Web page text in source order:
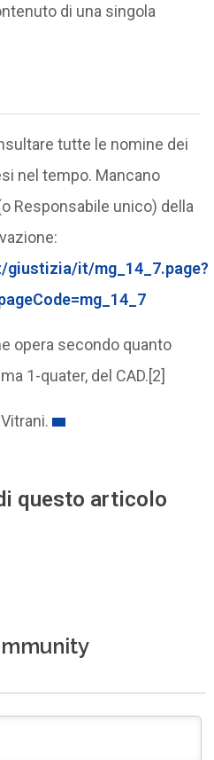
di una singola
tutte le nomine dei
nel tempo. Mancano
Responsabile unico) della
it/mg_14_7.page?
opera secondo quanto
1-quater, del CAD.[2]
questo articolo